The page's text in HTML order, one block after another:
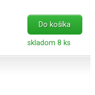
Do košíka
skladom 8 ks